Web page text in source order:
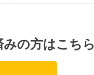
の方はこちら